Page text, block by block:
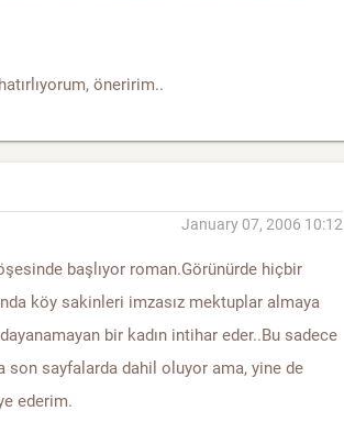
öneririm..
January 07, 2006 10:12
başlıyor roman.Görünürde hiçbir
köy sakinleri imzasız mektuplar almaya
bir kadın intihar eder..Bu sadece
son sayfalarda dahil oluyor ama, yine de
ederim.